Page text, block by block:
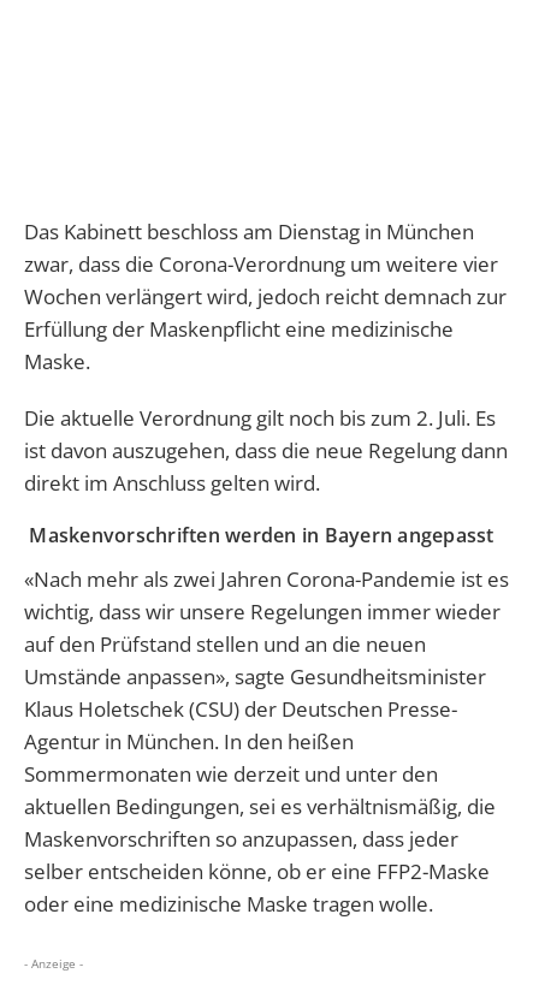
Das Kabinett beschloss am Dienstag in München
zwar, dass die Corona-Verordnung um weitere vier
Wochen verlängert wird, jedoch reicht demnach zur
Erfüllung der Maskenpflicht eine medizinische
Maske.
Die aktuelle Verordnung gilt noch bis zum 2. Juli. Es
ist davon auszugehen, dass die neue Regelung dann
direkt im Anschluss gelten wird.
Maskenvorschriften werden in Bayern angepasst
«Nach mehr als zwei Jahren Corona-Pandemie ist es
wichtig, dass wir unsere Regelungen immer wieder
auf den Prüfstand stellen und an die neuen
Umstände anpassen», sagte Gesundheitsminister
Klaus Holetschek (CSU) der Deutschen Presse-
Agentur in München. In den heißen
Sommermonaten wie derzeit und unter den
aktuellen Bedingungen, sei es verhältnismäßig, die
Maskenvorschriften so anzupassen, dass jeder
selber entscheiden könne, ob er eine FFP2-Maske
oder eine medizinische Maske tragen wolle.
- Anzeige -